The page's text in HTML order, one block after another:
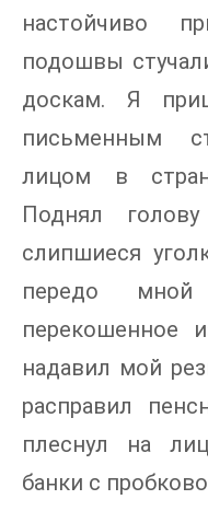
настойчиво
подошвы
доскам. Я
письменным
лицом в
Поднял
слипшиеся
передо
перекошенное
надавил мой
расправил
плеснул на
банки с